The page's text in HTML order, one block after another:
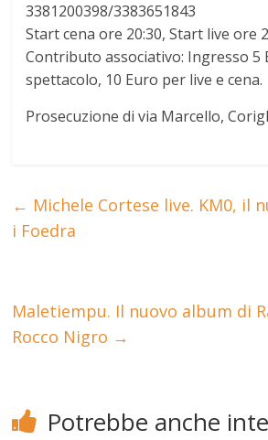
3381200398/3383651843
Start cena ore 20:30, Start live ore
Contributo associativo: Ingresso 5
spettacolo, 10 Euro per live e cena.
Prosecuzione di via Marcello,
← Michele Cortese live. KM0, il
i Foedra
Maletiempu. Il nuovo album di
Rocco Nigro →
Potrebbe anche